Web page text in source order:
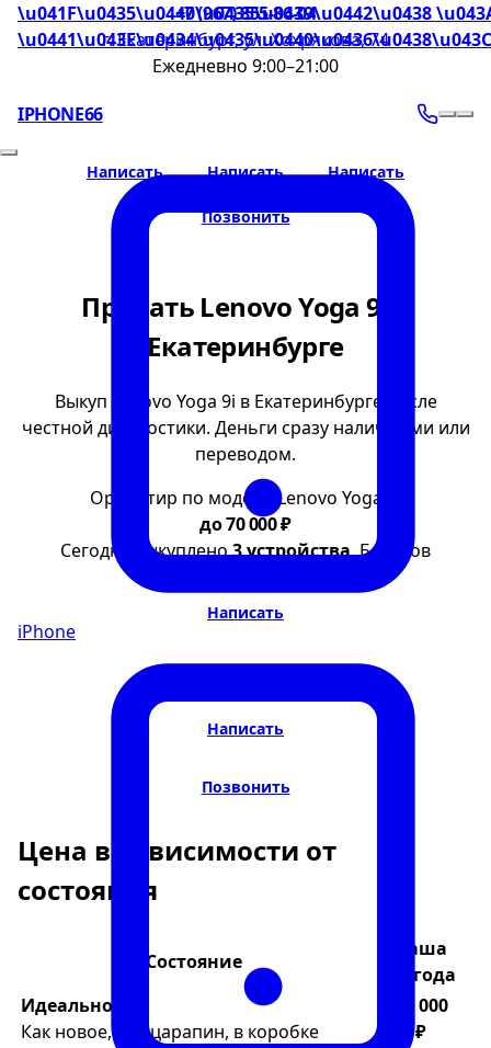
\u041F\u0435\u0440\u0435\u0439\u0442\u0438
+7 (967) 855-86-04
г. Екатеринбург, ул. Хохрякова, 74
Ежедневно 9:00–21:00
IPHONE66
iPhone
Написать Написать Написать
Позвонить
Продать Lenovo Yoga 9i в
Екатеринбурге
Выкуп Lenovo Yoga 9i в Екатеринбурге после
честной диагностики. Деньги сразу наличными или
переводом.
Ориентир по модели Lenovo Yoga 9i
до 70 000 ₽
Сегодня выкуплено3 устройства. Бонусов
Написать
Написать
Написать
Позвонить
Цена в зависимости от
состояния
Состояние
Ваша
выгода
Идеальное
Как новое, без царапин, в коробке
70 000
₽